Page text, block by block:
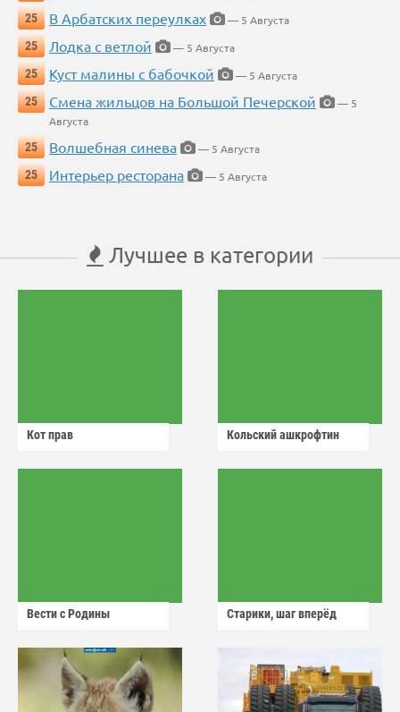
25
В Арбатских переулках
— 5 Августа
25
Лодка с ветлой
— 5 Августа
25
Куст малины с бабочкой
— 5 Августа
25
Смена жильцов на Большой Печерской
— 5
Августа
25
Волшебная синева
— 5 Августа
25
Интерьер ресторана — 5 Августа
Лучшее в категории
Кот прав Кольский ашкрофтин
Вести с Родины Старики, шаг вперёд